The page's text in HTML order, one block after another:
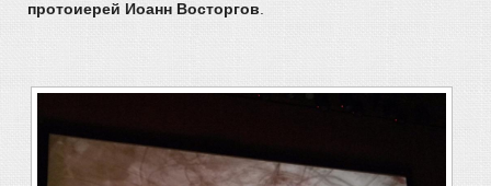
протоиерей Иоанн Восторгов